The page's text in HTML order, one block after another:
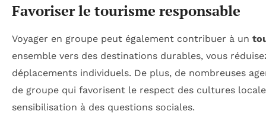
Favoriser le tourisme responsable
Voyager en groupe peut également contribuer à un
ensemble vers des destinations durables, vous
déplacements individuels. De plus, de nombreuses
de groupe qui favorisent le respect des cultures
sensibilisation à des questions sociales.